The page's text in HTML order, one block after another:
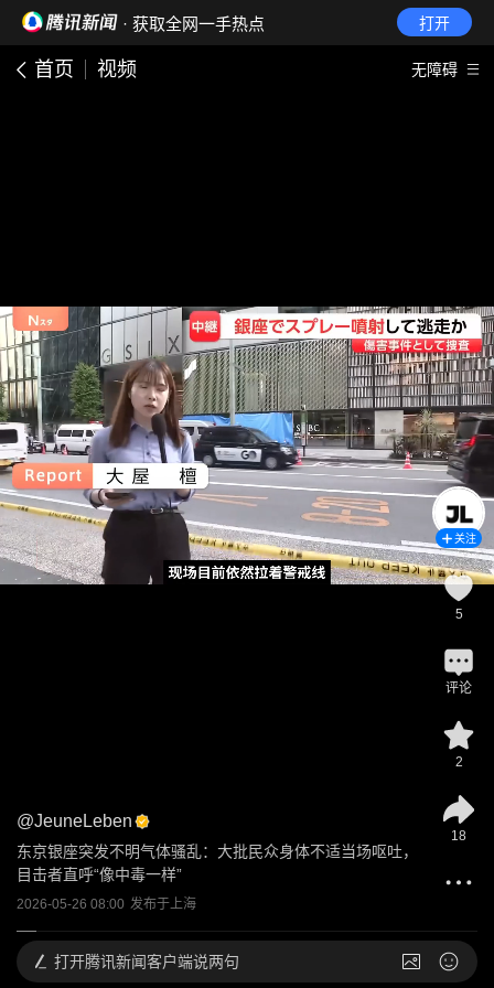
· 获取全网一手热点 打开
首页 视频 无障碍
@JeuneLeben
东京银座突发不明气体骚乱：大批民众身体不适当场呕吐，
目击者直呼“像中毒一样”
2026-05-26 08:00 发布于上海
关注
5
评论
2
18
打开腾讯新闻客户端说两句